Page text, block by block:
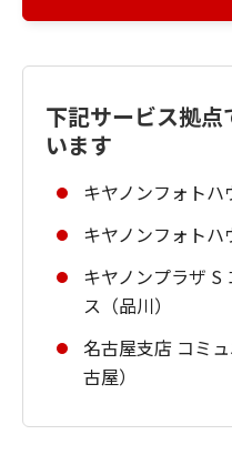
下記サービス拠点
います
キヤノンフォトハ
キヤノンフォトハ
キヤノンプラザ S
ス（品川）
名古屋支店 コミ
古屋）